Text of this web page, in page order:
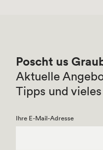
Poscht us
Aktuelle
Tipps und
Ihre E-Mail-Adresse